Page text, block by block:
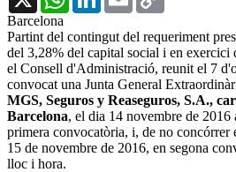
Barcelona
Partint del contingut del requeriment
del 3,28% del capital social i en exercici
el Consell d'Administració, reunit el 7
convocat una Junta General
MGS, Seguros y Reaseguros, S.A.,
Barcelona, el dia 14 novembre de 2016
primera convocatòria, i, de no concórrer
15 de novembre de 2016, en segona
lloc i hora.